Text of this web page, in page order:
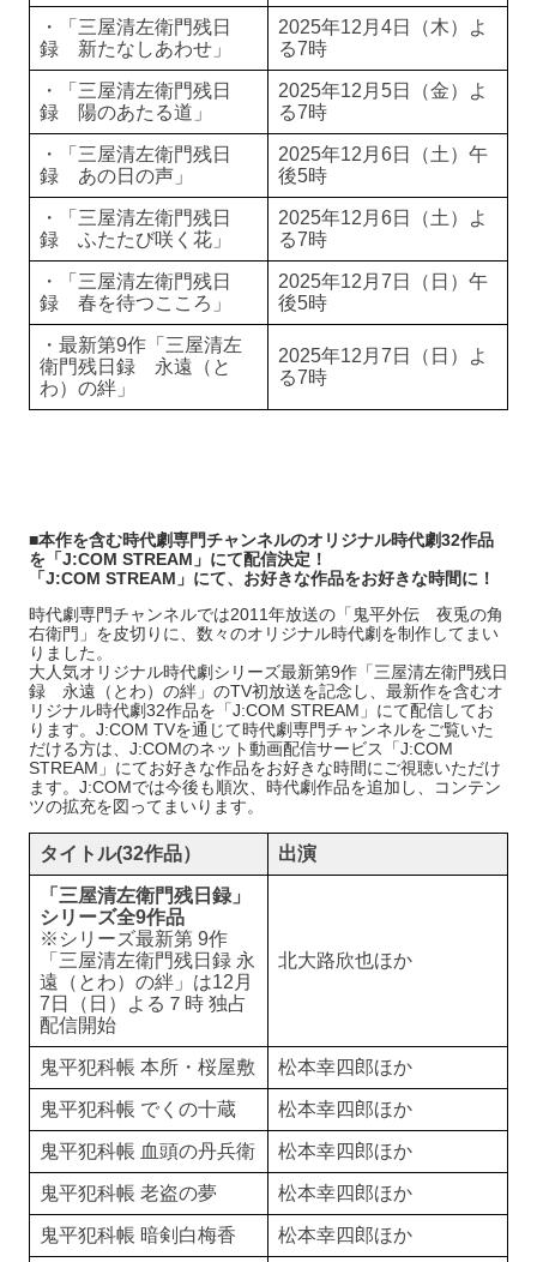
・「三屋清左衛門残日
録 新たなしあわせ」
2025年12月4日（木）よ
る7時
・「三屋清左衛門残日
録 陽のあたる道」
2025年12月5日（金）よ
る7時
・「三屋清左衛門残日
録 あの日の声」
2025年12月6日（土）午
後5時
・「三屋清左衛門残日
録 ふたたび咲く花」
2025年12月6日（土）よ
る7時
・「三屋清左衛門残日
録 春を待つこころ」
2025年12月7日（日）午
後5時
・最新第9作「三屋清左
衛門残日録 永遠（と
わ）の絆」
2025年12月7日（日）よ
る7時
■本作を含む時代劇専門チャンネルのオリジナル時代劇32作品
を「J:COM STREAM」にて配信決定！
「J:COM STREAM」にて、お好きな作品をお好きな時間に！
時代劇専門チャンネルでは2011年放送の「鬼平外伝 夜兎の角
右衛門」を皮切りに、数々のオリジナル時代劇を制作してまい
りました。
大人気オリジナル時代劇シリーズ最新第9作「三屋清左衛門残日
録 永遠（とわ）の絆」のTV初放送を記念し、最新作を含むオ
リジナル時代劇32作品を「J:COM STREAM」にて配信してお
ります。J:COM TVを通じて時代劇専門チャンネルをご覧いた
だける方は、J:COMのネット動画配信サービス「J:COM
STREAM」にてお好きな作品をお好きな時間にご視聴いただけ
ます。J:COMでは今後も順次、時代劇作品を追加し、コンテン
ツの拡充を図ってまいります。
タイトル(32作品） 出演
「三屋清左衛門残日録」
シリーズ全9作品
※シリーズ最新第 9作
「三屋清左衛門残日録 永
遠（とわ）の絆」は12月
7日（日）よる７時 独占
配信開始
北大路欣也ほか
鬼平犯科帳 本所・桜屋敷 松本幸四郎ほか
鬼平犯科帳 でくの十蔵 松本幸四郎ほか
鬼平犯科帳 血頭の丹兵衛 松本幸四郎ほか
鬼平犯科帳 老盗の夢 松本幸四郎ほか
鬼平犯科帳 暗剣白梅香 松本幸四郎ほか